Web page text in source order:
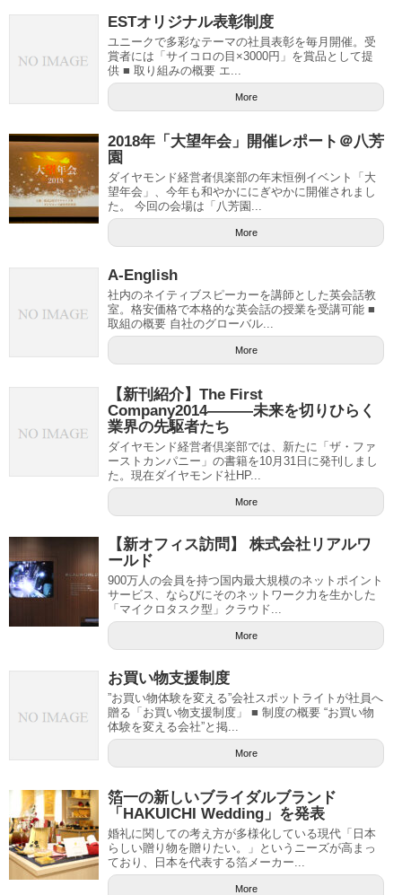
ESTオリジナル表彰制度
ユニークで多彩なテーマの社員表彰を毎月開催。受
賞者には「サイコロの目×3000円」を賞品として提
供 ■ 取り組みの概要 エ...
More
2018年「大望年会」開催レポート＠八芳
園
ダイヤモンド経営者倶楽部の年末恒例イベント「大
望年会」、今年も和やかににぎやかに開催されまし
た。 今回の会場は「八芳園...
More
A-English
社内のネイティブスピーカーを講師とした英会話教
室。格安価格で本格的な英会話の授業を受講可能 ■
取組の概要 自社のグローバル...
More
【新刊紹介】The First
Company2014―――未来を切りひらく
業界の先駆者たち
ダイヤモンド経営者倶楽部では、新たに「ザ・ファ
ーストカンパニー」の書籍を10月31日に発刊しまし
た。現在ダイヤモンド社HP...
More
【新オフィス訪問】 株式会社リアルワ
ールド
900万人の会員を持つ国内最大規模のネットポイント
サービス、ならびにそのネットワーク力を生かした
「マイクロタスク型」クラウド...
More
お買い物支援制度
”お買い物体験を変える”会社スポットライトが社員へ
贈る「お買い物支援制度」 ■ 制度の概要 “お買い物
体験を変える会社”と掲...
More
箔一の新しいブライダルブランド
「HAKUICHI Wedding」を発表
婚礼に関しての考え方が多様化している現代「日本
らしい贈り物を贈りたい。」というニーズが高まっ
ており、日本を代表する箔メーカー...
More